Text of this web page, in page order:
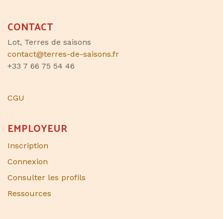
CONTACT
Lot, Terres de saisons
contact@terres-de-saisons.fr
+33 7 66 75 54 46
CGU
EMPLOYEUR
Inscription
Connexion
Consulter les profils
Ressources